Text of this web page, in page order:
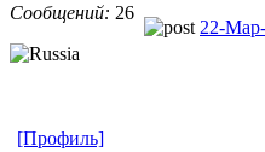
Сообщений: 26
22-
[Профиль]